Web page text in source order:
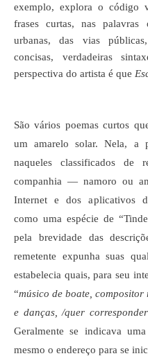
exemplo, explora o código
frases curtas, nas palavras
urbanas, das vias
concisas, verdadeiras
perspectiva do artista é que
São vários poemas curtos
um amarelo solar. Nela, a
naqueles classificados de
companhia — namoro ou
Internet e dos aplicativos
como uma espécie de
pela brevidade das
remetente expunha suas
estabelecia quais, para seu
“músico de boate,
e danças, /quer
Geralmente se indicava
mesmo o endereço para se